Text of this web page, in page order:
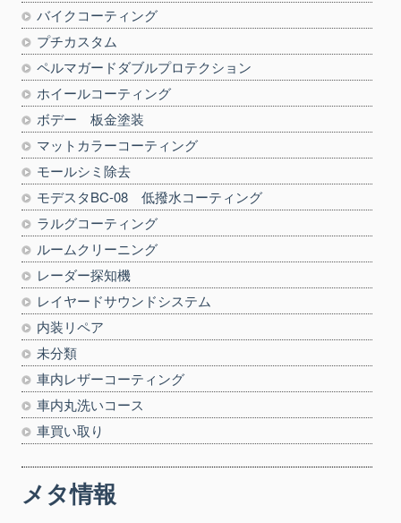
バイクコーティング
プチカスタム
ペルマガードダブルプロテクション
ホイールコーティング
ボデー 板金塗装
マットカラーコーティング
モールシミ除去
モデスタBC-08 低撥水コーティング
ラルグコーティング
ルームクリーニング
レーダー探知機
レイヤードサウンドシステム
内装リペア
未分類
車内レザーコーティング
車内丸洗いコース
車買い取り
メタ情報